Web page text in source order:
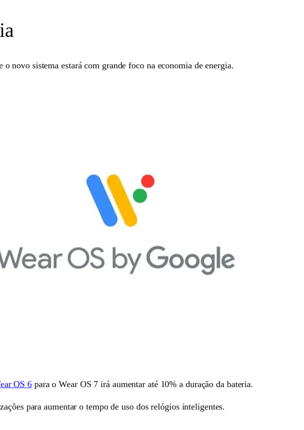
novo sistema estará com grande foco na economia de energia.
OS 6 para o Wear OS 7 irá aumentar até 10% a duração da bateria.
para aumentar o tempo de uso dos relógios inteligentes.